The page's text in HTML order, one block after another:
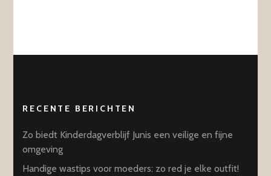
RECENTE BERICHTEN
Zo biedt Kinderdagverblijf Junis een veilige en fijne
omgeving
Handige wastips voor moeders: zo red je elke outfit!